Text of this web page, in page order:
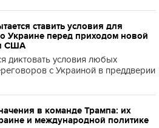
ставить условия для
Украине перед приходом новой
США
диктовать условия любых
с Украиной в преддверии
в команде Трампа: их
и международной политике